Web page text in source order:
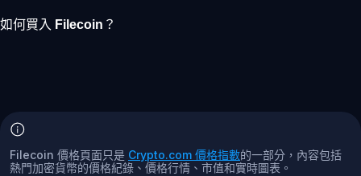
如何買入 Filecoin？
Filecoin 價格頁面只是 Crypto.com 價格指數的一部分，內容包括
熱門加密貨幣的價格紀錄、價格行情、市值和實時圖表。